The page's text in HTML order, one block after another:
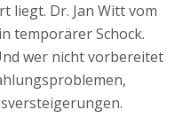
liegt. Dr. Jan Witt vom
temporärer Schock.
wer nicht vorbereitet